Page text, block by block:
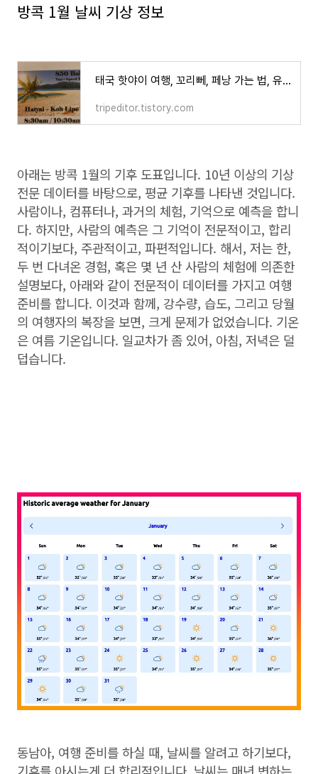
방콕 1월 날씨 기상 정보
태국 핫야이 여행, 꼬리뻬, 페낭 가는 법, 유명 코스, 마사지, 환전 정보
tripeditor.tistory.com
아래는 방콕 1월의 기후 도표입니다. 10년 이상의 기상
전문 데이터를 바탕으로, 평균 기후를 나타낸 것입니다.
사람이나, 컴퓨터나, 과거의 체험, 기억으로 예측을 합니
다. 하지만, 사람의 예측은 그 기억이 전문적이고, 합리
적이기보다, 주관적이고, 파편적입니다. 해서, 저는 한,
두 번 다녀온 경험, 혹은 몇 년 산 사람의 체험에 의존한
설명보다, 아래와 같이 전문적이 데이터를 가지고 여행
준비를 합니다. 이것과 함께, 강수량, 습도, 그리고 당월
의 여행자의 복장을 보면, 크게 문제가 없었습니다. 기온
은 여름 기온입니다. 일교차가 좀 있어, 아침, 저녁은 덜
덥습니다.
동남아, 여행 준비를 하실 때, 날씨를 알려고 하기보다,